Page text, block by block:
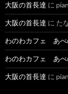
大阪の首長達 に
大阪の首長達 に た
わのわカフェ あべ
わのわカフェ あべ
大阪の首長達 に